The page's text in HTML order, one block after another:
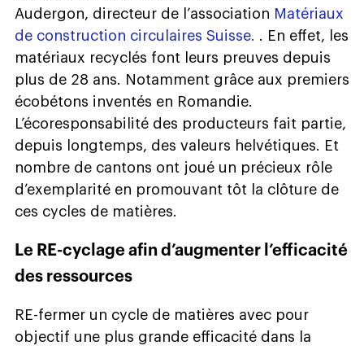
Audergon, directeur de l’association Matériaux
de construction circulaires Suisse. . En effet, les
matériaux recyclés font leurs preuves depuis
plus de 28 ans. Notamment grâce aux premiers
écobétons inventés en Romandie.
L’écoresponsabilité des producteurs fait partie,
depuis longtemps, des valeurs helvétiques. Et
nombre de cantons ont joué un précieux rôle
d’exemplarité en promouvant tôt la clôture de
ces cycles de matières.
Le RE-cyclage afin d’augmenter l’efficacité
des ressources
RE-fermer un cycle de matières avec pour
objectif une plus grande efficacité dans la